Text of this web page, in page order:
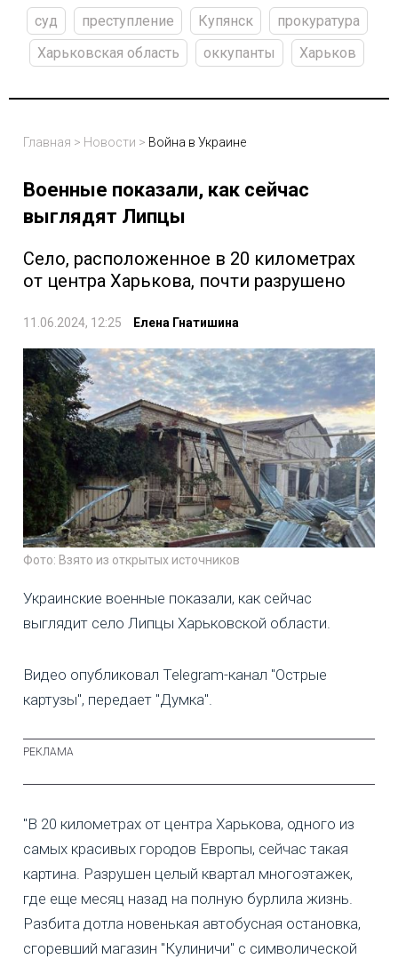
суд преступление Купянск
прокуратура
Харьковская область
оккупанты Харьков
Главная > Новости > Война в Украине
Военные показали, как сейчас
выглядят Липцы
Село, расположенное в 20 километрах
от центра Харькова, почти разрушено
11.06.2024, 12:25 Елена Гнатишина
Фото: Взято из открытых источников
Украинские военные показали, как сейчас
выглядит село Липцы Харьковской области.
Видео опубликовал Telegram-канал "Острые
картузы", передает "Думка".
"В 20 километрах от центра Харькова, одного из
самых красивых городов Европы, сейчас такая
картина. Разрушен целый квартал многоэтажек,
где еще месяц назад на полную бурлила жизнь.
Разбита дотла новенькая автобусная остановка,
сгоревший магазин "Кулиничи" с символической